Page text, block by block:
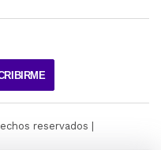
reservados |